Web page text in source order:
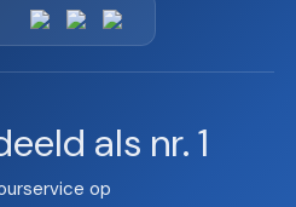
als nr. 1
op